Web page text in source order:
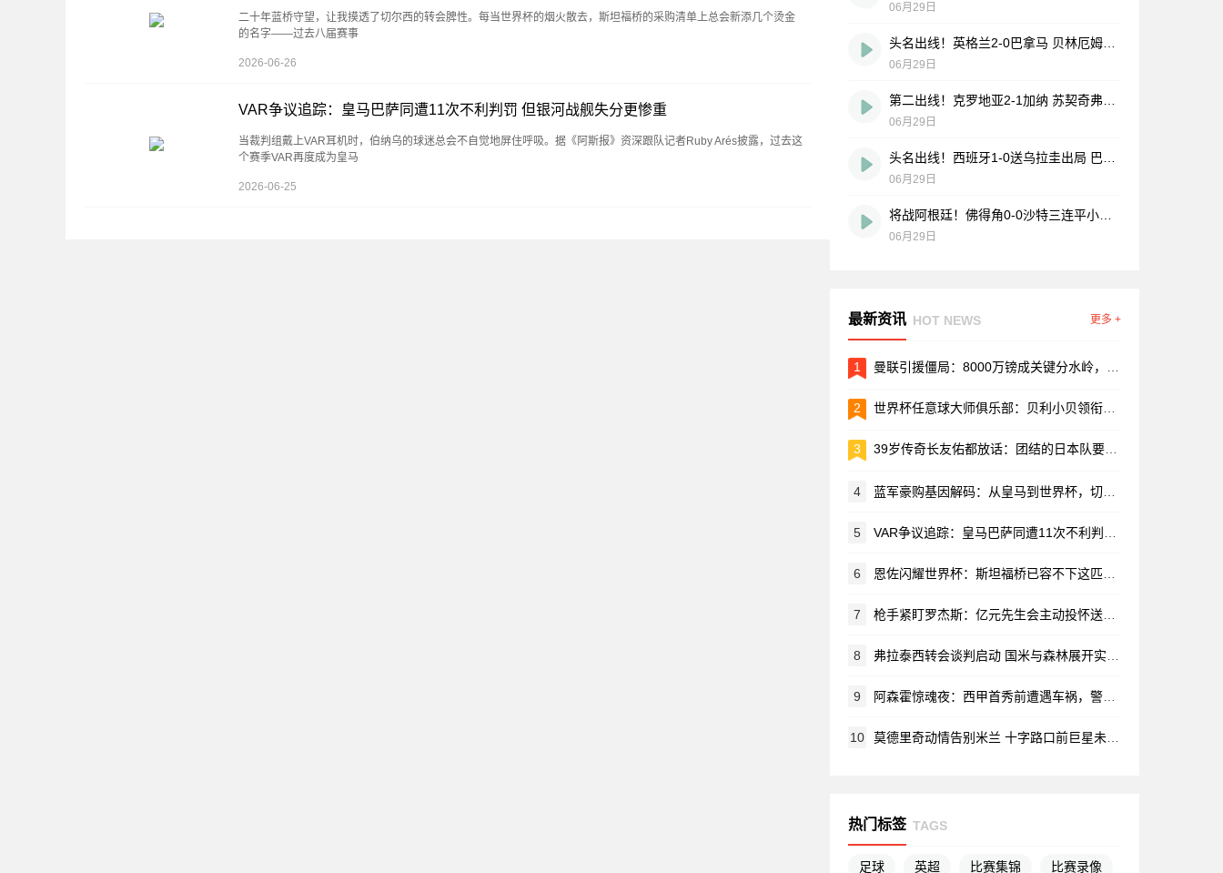
二十年蓝桥守望，让我摸透了切尔西的转会脾性。每当世界杯的烟火散去，斯坦福桥的采购清单上总会新添几个烫金
的名字——过去八届赛事
2026-06-26
VAR争议追踪：皇马巴萨同遭11次不利判罚 但银河战舰失分更惨重
当裁判组戴上VAR耳机时，伯纳乌的球迷总会不自觉地屏住呼吸。据《阿斯报》资深跟队记者Ruby Arés披露，过去这
个赛季VAR再度成为皇马
2026-06-25
06月29日
06月29日
06月29日
06月29日
06月29日
最新资讯 HOT NEWS 更多 +
1 曼联引援僵局：8000万镑成关键分水岭，M费转会悬念迭起
2 世界杯任意球大师俱乐部：贝利小贝领衔，梅西最新入会
3 39岁传奇长友佑都放话：团结的日本队要在下一场掀翻巴西！
4 蓝军豪购基因解码：从皇马到世界杯，切尔西的转会狂想曲
5 VAR争议追踪：皇马巴萨同遭11次不利判罚 但银河战舰失分更惨重
6 恩佐闪耀世界杯：斯坦福桥已容不下这匹野马？
7 枪手紧盯罗杰斯：亿元先生会主动投怀送抱吗？
8 弗拉泰西转会谈判启动 国米与森林展开实质性接触
9 阿森霍惊魂夜：西甲首秀前遭遇车祸，警察局里备战人生转折点
10 莫德里奇动情告别米兰 十字路口前巨星未定去向
热门标签 TAGS
足球 英超 比赛集锦 比赛录像